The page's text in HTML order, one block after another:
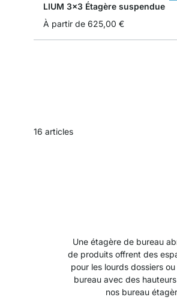
LIUM 3x3 Étagère suspendue
À partir de 625,00 €
16 articles
Une étagère de bureau
de produits offrent des
pour les lourds dossiers
bureau avec des
nos bureau